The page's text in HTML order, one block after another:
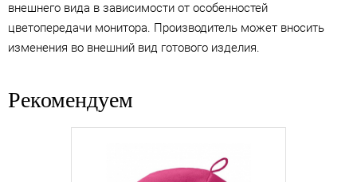
внешнего вида в зависимости от особенностей
цветопередачи монитора. Производитель может вносить
изменения во внешний вид готового изделия.
Рекомендуем